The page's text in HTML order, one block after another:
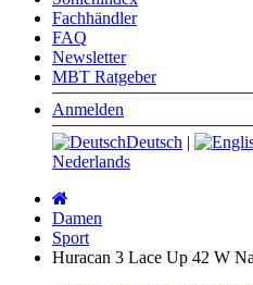
Fachhändler
FAQ
Newsletter
MBT Ratgeber
Anmelden
Deutsch |
Nederlands
Damen
Sport
Huracan 3 Lace Up 42 W